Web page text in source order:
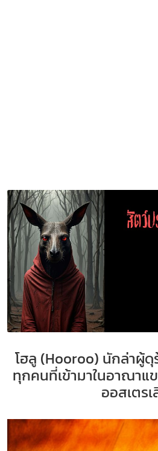
โฮลู (Hooroo) นักล่าผู้
ทุกคนที่เข้ามาในอาณาแ
ออสเตรเ